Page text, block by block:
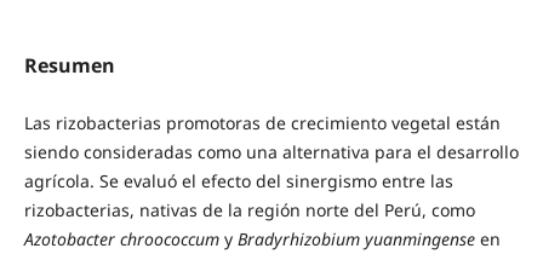
Resumen
Las rizobacterias promotoras de crecimiento vegetal están
siendo consideradas como una alternativa para el desarrollo
agrícola. Se evaluó el efecto del sinergismo entre las
rizobacterias, nativas de la región norte del Perú, como
Azotobacter chroococcum yBradyrhizobium yuanmingense en